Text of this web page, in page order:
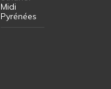
Midi
Pyrénées